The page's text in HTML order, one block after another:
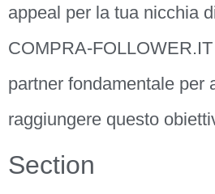
appeal per la tua nicchia
COMPRA-
partner fondamentale per
raggiungere questo
Section